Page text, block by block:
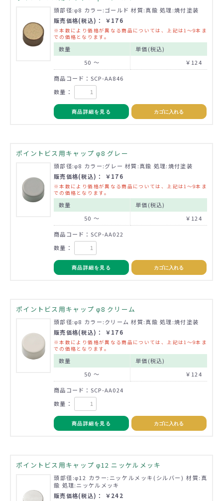
頭部径:φ8 カラー:ゴールド 材質:真鍮 処理:焼付塗装
販売価格(税込)： ￥176
※本数により価格が異なる商品については、上記は1～9本ま
での価格となります。
数量
単価(税込)
50 ～
￥124
商品コード：SCP-AA846
数量：
商品詳細を見る カゴに入れる
ポイントビス用キャップ φ8 グレー
頭部径:φ8 カラー:グレー 材質:真鍮 処理:焼付塗装
販売価格(税込)： ￥176
※本数により価格が異なる商品については、上記は1～9本ま
での価格となります。
数量
単価(税込)
50 ～
￥124
商品コード：SCP-AA022
数量：
商品詳細を見る カゴに入れる
ポイントビス用キャップ φ8 クリーム
頭部径:φ8 カラー:クリーム 材質:真鍮 処理:焼付塗装
販売価格(税込)： ￥176
※本数により価格が異なる商品については、上記は1～9本ま
での価格となります。
数量
単価(税込)
50 ～
￥124
商品コード：SCP-AA024
数量：
商品詳細を見る カゴに入れる
ポイントビス用キャップ φ12 ニッケルメッキ
頭部径:φ12 カラー:ニッケルメッキ(シルバー) 材質:真
鍮 処理:ニッケルメッキ
販売価格(税込)： ￥242